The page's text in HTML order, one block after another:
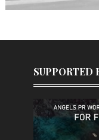
SUPPORTED